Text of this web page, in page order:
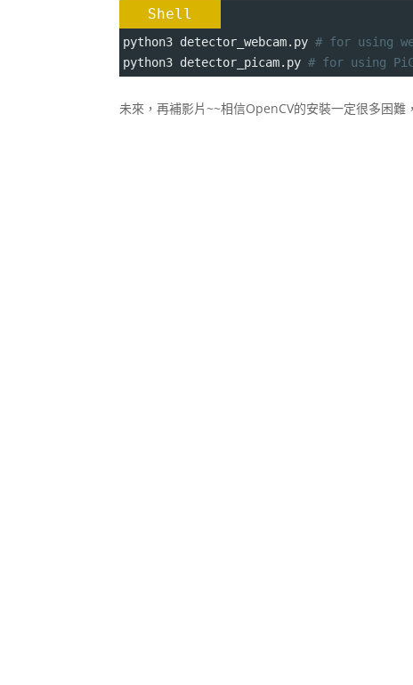
Shell
python3 detector_webcam.py # for using
python3 detector_picam.py # for using
未來，再補影片~~相信OpenCV的安裝一定很多困難